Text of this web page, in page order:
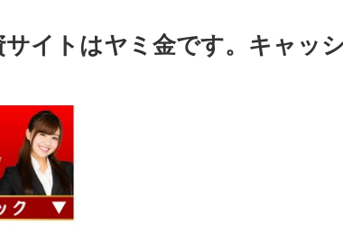
イトはヤミ金です。キャッ